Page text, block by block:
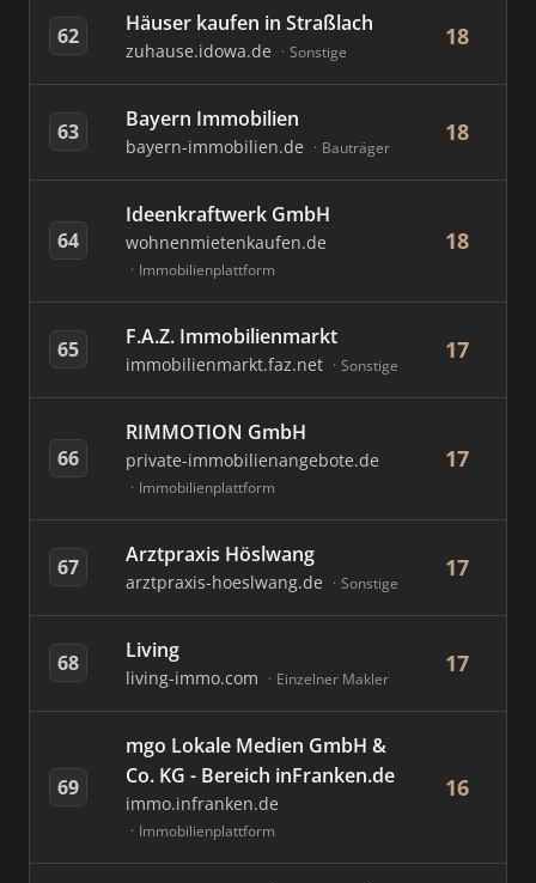
62 Häuser kaufen in Straßlach
zuhause.idowa.de Sonstige
18
63 Bayern Immobilien
bayern-immobilien.de Bauträger
18
64
Ideenkraftwerk GmbH
wohnenmietenkaufen.de
Immobilienplattform
18
65 F.A.Z. Immobilienmarkt
immobilienmarkt.faz.net Sonstige
17
66
RIMMOTION GmbH
private-immobilienangebote.de
Immobilienplattform
17
67 Arztpraxis Höslwang
arztpraxis-hoeslwang.de Sonstige
17
68 Living
living-immo.com Einzelner Makler
17
69
mgo Lokale Medien GmbH &
Co. KG - Bereich inFranken.de
immo.infranken.de
Immobilienplattform
16